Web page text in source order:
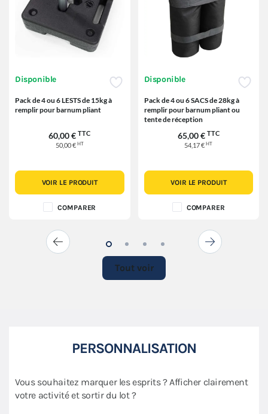
Disponible
Pack de 4 ou 6 LESTS de 15kg à
remplir pour barnum pliant
60,00 € TTC
50,00 € HT
VOIR LE PRODUIT
COMPARER
Disponible
Pack de 4 ou 6 SACS de 28kg à
remplir pour barnum pliant ou
tente de réception
65,00 € TTC
54,17 €HT
VOIR LE PRODUIT
COMPARER
Tout voir
PERSONNALISATION
Vous souhaitez marquer les esprits ? Afficher clairement
votre activité et sortir du lot ?